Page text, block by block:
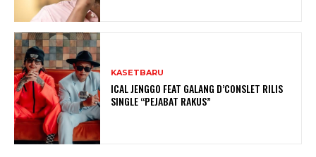
KASETBARU
ICAL JENGGO FEAT GALANG D’CONSLET RILIS
SINGLE “PEJABAT RAKUS”